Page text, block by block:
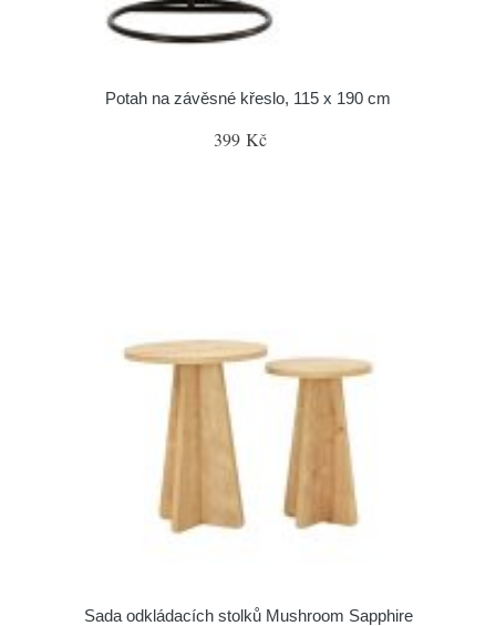
Potah na závěsné křeslo, 115 x 190 cm
399 Kč
Sada odkládacích stolků Mushroom Sapphire